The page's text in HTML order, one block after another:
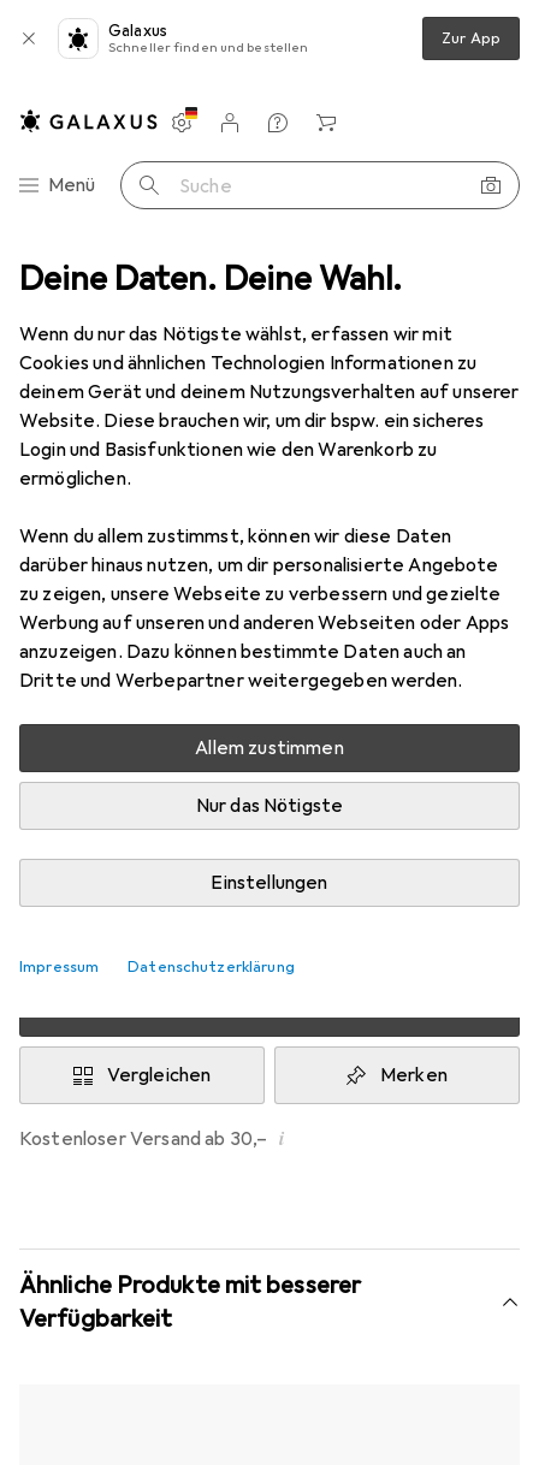
Deine Daten. Deine Wahl.
Wenn du nur das Nötigste wählst, erfassen wir mit
Cookies und ähnlichen Technologien Informationen zu
deinem Gerät und deinem Nutzungsverhalten auf unserer
Website. Diese brauchen wir, um dir bspw. ein sicheres
Login und Basisfunktionen wie den Warenkorb zu
ermöglichen.
Wenn du allem zustimmst, können wir diese Daten
darüber hinaus nutzen, um dir personalisierte Angebote
zu zeigen, unsere Webseite zu verbessern und gezielte
Werbung auf unseren und anderen Webseiten oder Apps
anzuzeigen. Dazu können bestimmte Daten auch an
Dritte und Werbepartner weitergegeben werden.
Allem zustimmen
Nur das Nötigste
Einstellungen
Impressum Datenschutzerklärung
Galaxus
Schneller finden und bestellen Zur App
Navigation nach Kategorien
Menü Suche
Einstellungen
Kundenkonto
Vergleichslisten
Merklisten
Warenkorb
Lichttechnik Zubehör Eurolite Dichro, hellgrün, frost, 165x132mm
3 Bilder
EuroliteDichro, hellgrün, frost,
165x132mm
Preis in EUR inkl. MwSt.
EUR
28,02
Schneller lieferbar
Angebot fürEUR
41,36
Zwischen Do, 20.8. und Mi, 26.8. geliefert
Benachrichtigen, wenn schneller verfügbar
Vergleichen Merken
Kostenloser Versand ab 30,– i
Ähnliche Produkte mit besserer
Verfügbarkeit